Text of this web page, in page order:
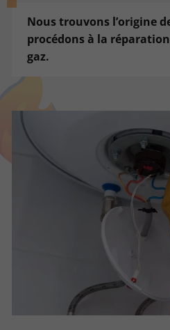
Nous trouvons l’origine
procédons à la
gaz.